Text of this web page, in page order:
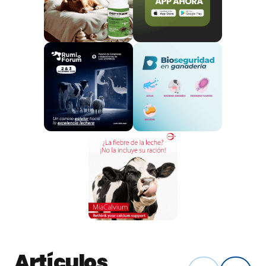
ninguno y se indultó”.
Uno de los novillos y, a la derecha, los ganaderos. ©
Pablo Ramos
Sus inicios
La ganadería pasta en el término municipal de
Villamanrique (Ciudad Real):“Estamos
adaptándonos a esta zona. Antes estábamos en
Ávila, y esta zona no es mala, pero hay mucha caza.
Si se te cuelan de otras fincas, es una putada porque
se pueden enfermar de tuberculosis. Hay que
llevarlo con cuidado”comentaba un emocionado